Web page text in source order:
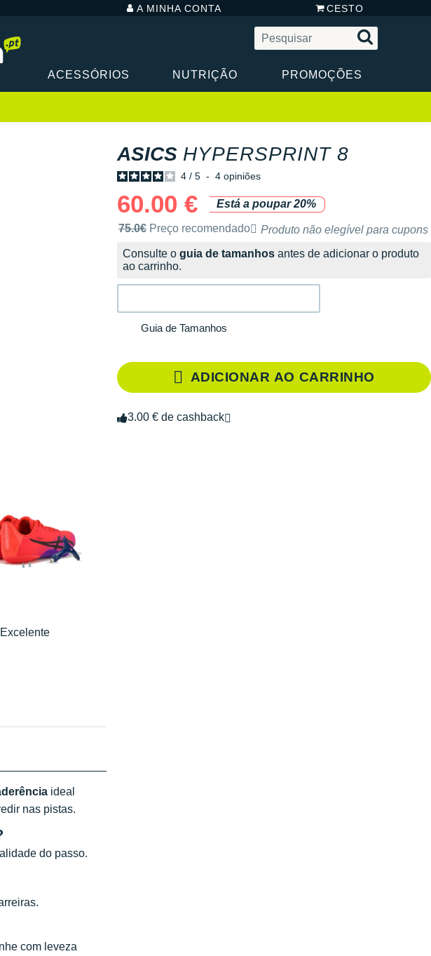
A MINHA CONTA CESTO
ACESSÓRIOS NUTRIÇÃO PROMOÇÕES
Excelente
ASICS HYPERSPRINT 8
4 / 5 - 4 opiniões
60.00 €
Está a poupar 20%
Preço de venda recomendado pela marca
75.0€ Preço recomendado Produto não elegível para cupons
Consulte o guia de tamanhos antes de adicionar o produto
ao carrinho.
Guia de Tamanhos
ADICIONAR AO CARRINHO
3.00 € de cashback
ideal
nas pistas.
do passo.
com leveza